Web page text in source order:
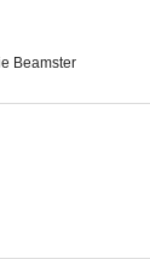
Beamster